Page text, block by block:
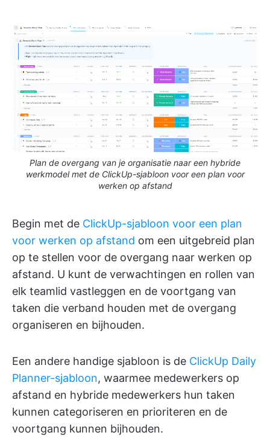
Plan de overgang van je organisatie naar een hybride
werkmodel met de ClickUp-sjabloon voor een plan voor
werken op afstand
Begin met de ClickUp-sjabloon voor een plan
voor werken op afstand om een uitgebreid plan
op te stellen voor de overgang naar werken op
afstand. U kunt de verwachtingen en rollen van
elk teamlid vastleggen en de voortgang van
taken die verband houden met de overgang
organiseren en bijhouden.
Een andere handige sjabloon is de ClickUp Daily
Planner-sjabloon, waarmee medewerkers op
afstand en hybride medewerkers hun taken
kunnen categoriseren en prioriteren en de
voortgang kunnen bijhouden.